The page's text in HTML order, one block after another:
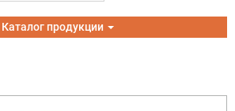
Toggle
navigation
Каталог продукции